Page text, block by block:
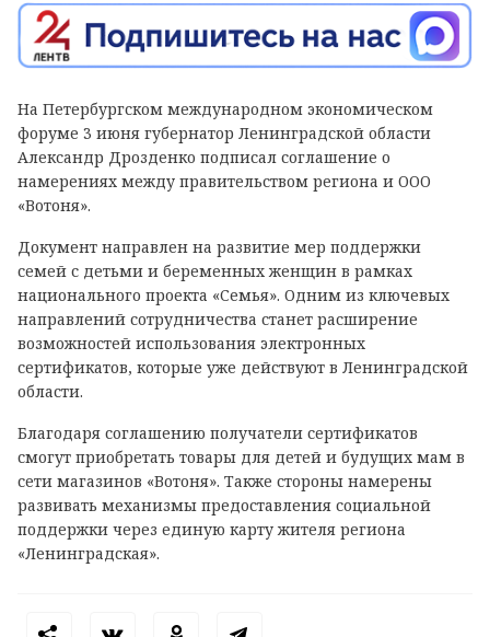
На Петербургском международном экономическом
форуме 3 июня губернатор Ленинградской области
Александр Дрозденко подписал соглашение о
намерениях между правительством региона и ООО
«Вотоня».
Документ направлен на развитие мер поддержки
семей с детьми и беременных женщин в рамках
национального проекта «Семья». Одним из ключевых
направлений сотрудничества станет расширение
возможностей использования электронных
сертификатов, которые уже действуют в Ленинградской
области.
Благодаря соглашению получатели сертификатов
смогут приобретать товары для детей и будущих мам в
сети магазинов «Вотоня». Также стороны намерены
развивать механизмы предоставления социальной
поддержки через единую карту жителя региона
«Ленинградская».